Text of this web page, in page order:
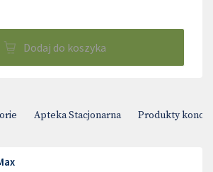
Dodaj do koszyka
Apteka Stacjonarna Produkty